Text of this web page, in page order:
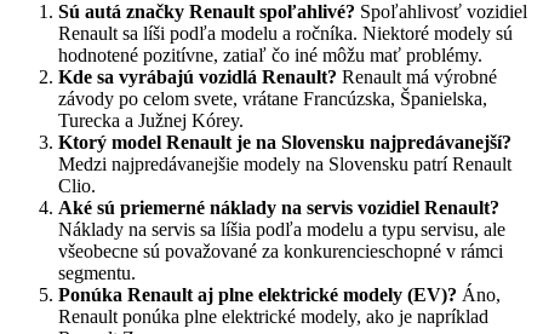
Sú autá značky Renault spoľahlivé? Spoľahlivosť vozidiel
Renault sa líši podľa modelu a ročníka. Niektoré modely sú
hodnotené pozitívne, zatiaľ čo iné môžu mať problémy.
Kde sa vyrábajú vozidlá Renault? Renault má výrobné
závody po celom svete, vrátane Francúzska, Španielska,
Turecka a Južnej Kórey.
Ktorý model Renault je na Slovensku najpredávanejší?
Medzi najpredávanejšie modely na Slovensku patrí Renault
Clio.
Aké sú priemerné náklady na servis vozidiel Renault?
Náklady na servis sa líšia podľa modelu a typu servisu, ale
všeobecne sú považované za konkurencieschopné v rámci
segmentu.
Ponúka Renault aj plne elektrické modely (EV)? Áno,
Renault ponúka plne elektrické modely, ako je napríklad